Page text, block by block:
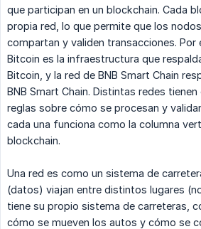
que participan en un blockchain. Cada
propia red, lo que permite que los
compartan y validen transacciones. Por
Bitcoin es la infraestructura que
Bitcoin, y la red de BNB Smart Chain
BNB Smart Chain. Distintas redes
reglas sobre cómo se procesan y
cada una funciona como la columna
blockchain.
Una red es como un sistema de
(datos) viajan entre distintos lugares
tiene su propio sistema de carreteras,
cómo se mueven los autos y cómo se